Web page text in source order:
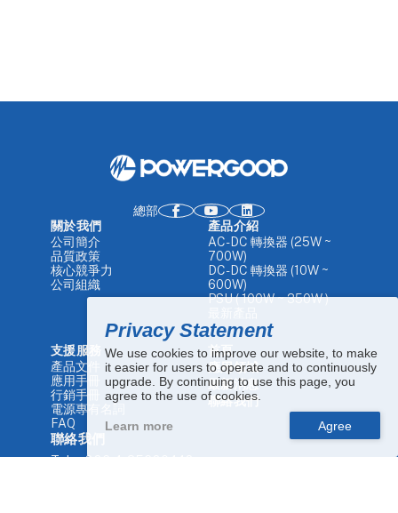
Privacy Statement
We use cookies to improve our website, to make
it easier for users to operate and to continuously
upgrade. By continuing to use this page, you
agree to the use of cookies.
Learn more
總部
關於我們
公司簡介
品質政策
核心競爭力
公司組織
產品介紹
AC-DC 轉換器 (25W ~
700W)
DC-DC 轉換器 (10W ~
600W)
PSU ( 100W ~ 350W )
支援服務
產品文件
應用手冊
行銷手冊
電源專有名詞
FAQ
首頁
應用領域
最新消息
聯絡我們
聯絡我們
Tel.+886 4-25680448